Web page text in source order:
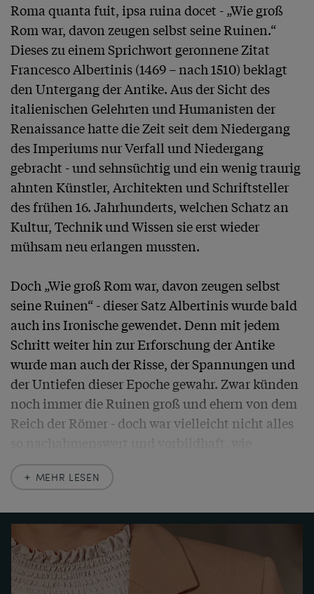
Roma quanta fuit, ipsa ruina docet - „Wie groß
Rom war, davon zeugen selbst seine Ruinen.“
Dieses zu einem Sprichwort geronnene Zitat
Francesco Albertinis (1469 – nach 1510) beklagt
den Untergang der Antike. Aus der Sicht des
italienischen Gelehrten und Humanisten der
Renaissance hatte die Zeit seit dem Niedergang
des Imperiums nur Verfall und Niedergang
gebracht - und sehnsüchtig und ein wenig traurig
ahnten Künstler, Architekten und Schriftsteller
des frühen 16. Jahrhunderts, welchen Schatz an
Kultur, Technik und Wissen sie erst wieder
mühsam neu erlangen mussten.
Doch „Wie groß Rom war, davon zeugen selbst
seine Ruinen“ - dieser Satz Albertinis wurde bald
auch ins Ironische gewendet. Denn mit jedem
Schritt weiter hin zur Erforschung der Antike
wurde man auch der Risse, der Spannungen und
der Untiefen dieser Epoche gewahr. Zwar künden
noch immer die Ruinen groß und ehern von dem
Reich der Römer - doch war vielleicht nicht alles
der Antike ragen einige Säulen besonders empor:
Es sind die Reste des Tempels des Vespasian und
des Titus, drei rund 15 Meter hohe Säulen unter
einem Stück Gebälk, welche seit beinahe 2000
MEHR LESEN